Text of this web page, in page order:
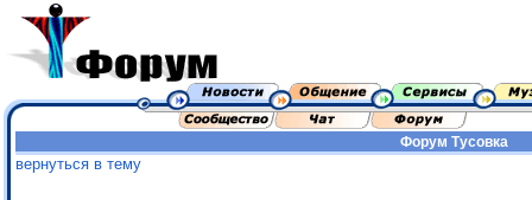
Форум Тусовка
вернуться в тему